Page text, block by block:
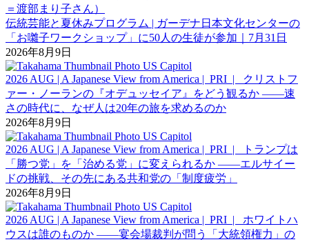
伝統芸能と夏休みプログラム | ガーデナ日本文化センターの
「お囃子ワークショップ」に50人の生徒が参加｜7月31日
2026年8月9日
2026 AUG | A Japanese View from America | PRI | クリストフ
ァー・ノーランの『オデュッセイア』をどう観るか ――速
さの時代に、なぜ人は20年の旅を求めるのか
2026年8月9日
2026 AUG | A Japanese View from America | PRI | トランプは
「勝つ党」を「治める党」に変えられるか ――エルサイー
ドの挑戦、その先にある共和党の「制度疲労」
2026年8月9日
2026 AUG | A Japanese View from America | PRI | ホワイトハ
ウスは誰のものか ――宴会場裁判が問う「大統領権力」の